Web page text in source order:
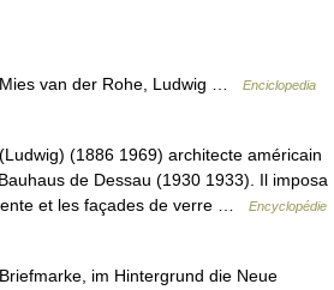
van der Rohe, Ludwig …
Enciclopedia
(1886 1969) architecte américain
de Dessau (1930 1933). Il imposa
et les façades de verre …
Encyclopédie
im Hintergrund die Neue